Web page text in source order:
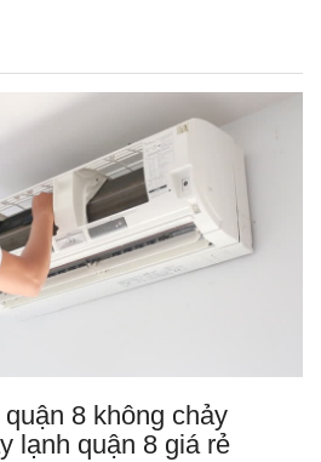
8 không chảy
lạnh quận 8 giá rẻ